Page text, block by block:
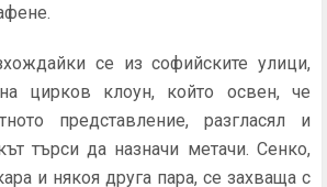
се из софийските улици,
цирков клоун, който освен, че
представление, разгласял и
търси да назначи метачи. Сенко,
и някоя друга пара, се захваща с